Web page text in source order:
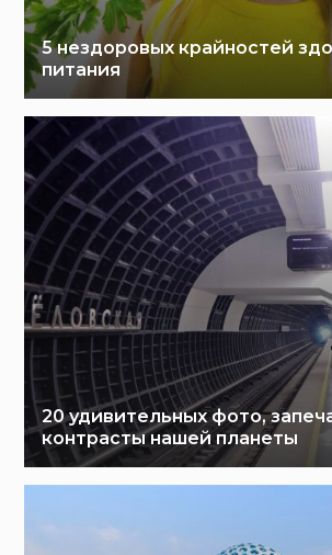
5 нездоровых крайностей
питания
20 удивительных фото,
контрасты нашей планеты